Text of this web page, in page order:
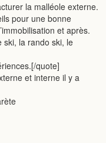
la malléole externe.
pour une bonne
et après.
ski, la rando ski, le
quote]
et interne il y a